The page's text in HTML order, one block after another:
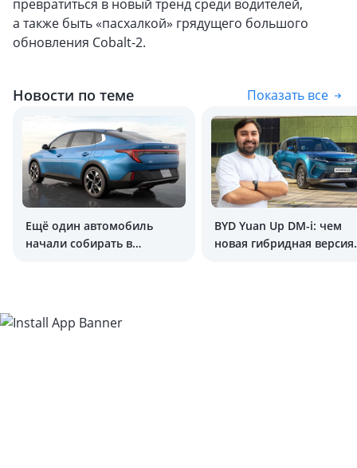
превратиться в новый тренд среди водителей,
а также быть «пасхалкой» грядущего большого
обновления Cobalt-2.
Новости по теме Показать все
Ещё один автомобиль
начали собирать в
BYD Yuan Up DM-i: чем
новая гибридная версия